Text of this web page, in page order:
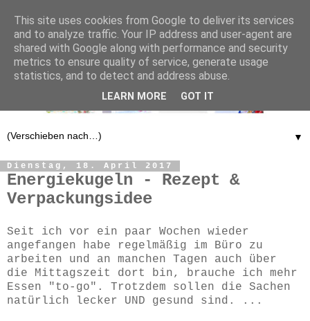
▼
Dienstag, 18. April 2017
Energiekugeln - Rezept &
Verpackungsidee
Seit ich vor ein paar Wochen wieder
angefangen habe regelmäßig im Büro zu
arbeiten und an manchen Tagen auch über
die Mittagszeit dort bin, brauche ich mehr
Essen "to-go". Trotzdem sollen die Sachen
natürlich lecker UND gesund sind. ...
This site uses cookies from Google to deliver its services
and to analyze traffic. Your IP address and user-agent are
shared with Google along with performance and security
metrics to ensure quality of service, generate usage
statistics, and to detect and address abuse.
LEARN MORE GOT IT